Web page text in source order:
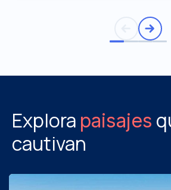
Explora paisajes
cautivan